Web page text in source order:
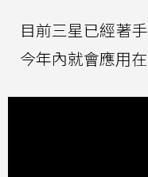
目前三星已經著
今年內就會應用